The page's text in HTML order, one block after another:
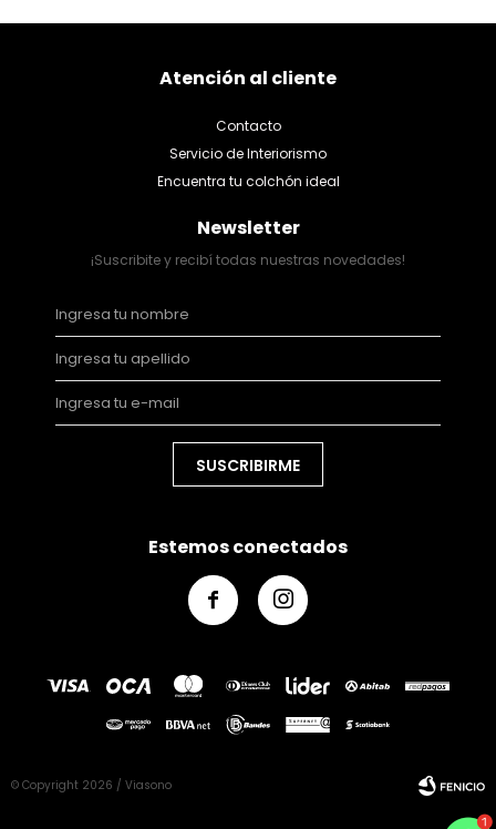
Atención al cliente
Contacto
Servicio de Interiorismo
Encuentra tu colchón ideal
Newsletter
¡Suscribite y recibí todas nuestras novedades!
SUSCRIBIRME
Estemos conectados
 
© Copyright 2026 / Viasono